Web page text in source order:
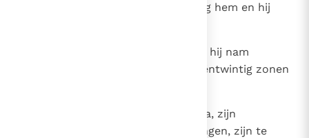
de regering van Abia. Jahwe sloeg hem en hij
Abia echter werd steeds sterker; hij nam
veertien vrouwen en kreeg tweeëntwintig zonen
Verdere bijzonderheden over Abia, zijn
levenswandel en zijn ondernemingen, zijn te